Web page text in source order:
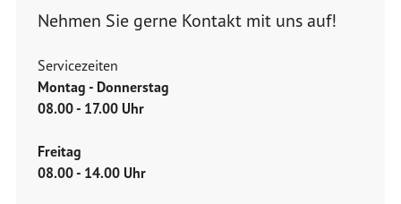
Nehmen Sie gerne Kontakt mit uns auf!
Servicezeiten
Montag - Donnerstag
08.00 - 17.00 Uhr
Freitag
08.00 - 14.00 Uhr